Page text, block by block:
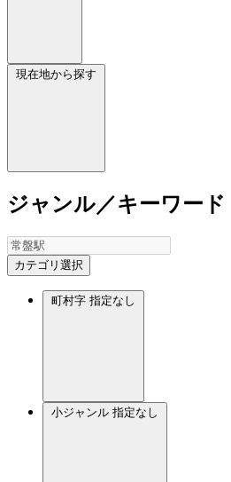
現在地から探す
ジャンル／キーワード
カテゴリ選択
町村字 指定なし
小ジャンル 指定なし